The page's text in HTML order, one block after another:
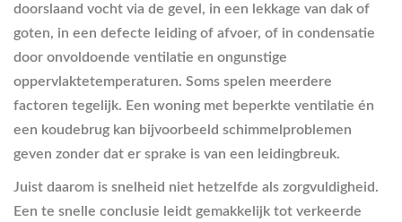
doorslaand vocht via de gevel, in een lekkage van dak of
goten, in een defecte leiding of afvoer, of in condensatie
door onvoldoende ventilatie en ongunstige
oppervlaktetemperaturen. Soms spelen meerdere
factoren tegelijk. Een woning met beperkte ventilatie én
een koudebrug kan bijvoorbeeld schimmelproblemen
geven zonder dat er sprake is van een leidingbreuk.
Juist daarom is snelheid niet hetzelfde als zorgvuldigheid.
Een te snelle conclusie leidt gemakkelijk tot verkeerde